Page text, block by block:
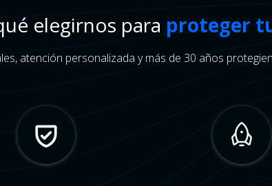
elegirnos para proteger
atención personalizada y más de 30 años